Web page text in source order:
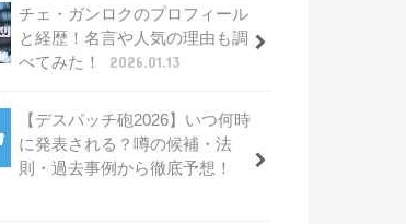
チェ・ガンロクのプロフィール
と経歴！名言や人気の理由も調
べてみた！
2026.01.13
【デスパッチ砲2026】いつ何時
に発表される？噂の候補・法
則・過去事例から徹底予想！